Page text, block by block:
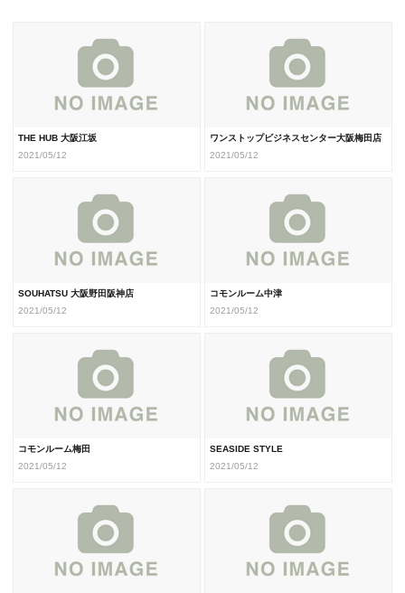
THE HUB 大阪江坂
2021/05/12
ワンストップビジネスセンター大阪梅田店
2021/05/12
SOUHATSU 大阪野田阪神店
2021/05/12
コモンルーム中津
2021/05/12
コモンルーム梅田
2021/05/12
SEASIDE STYLE
2021/05/12